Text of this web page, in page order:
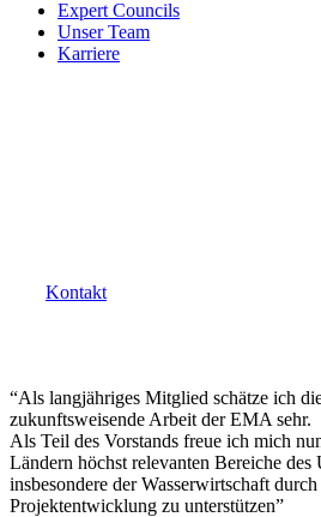
Expert Councils
Unser Team
Karriere
Kontakt
“Als langjähriges Mitglied schätze ich
zukunftsweisende Arbeit der EMA sehr.
Als Teil des Vorstands freue ich mich
Ländern höchst relevanten Bereiche des
insbesondere der Wasserwirtschaft
Projektentwicklung zu unterstützen”